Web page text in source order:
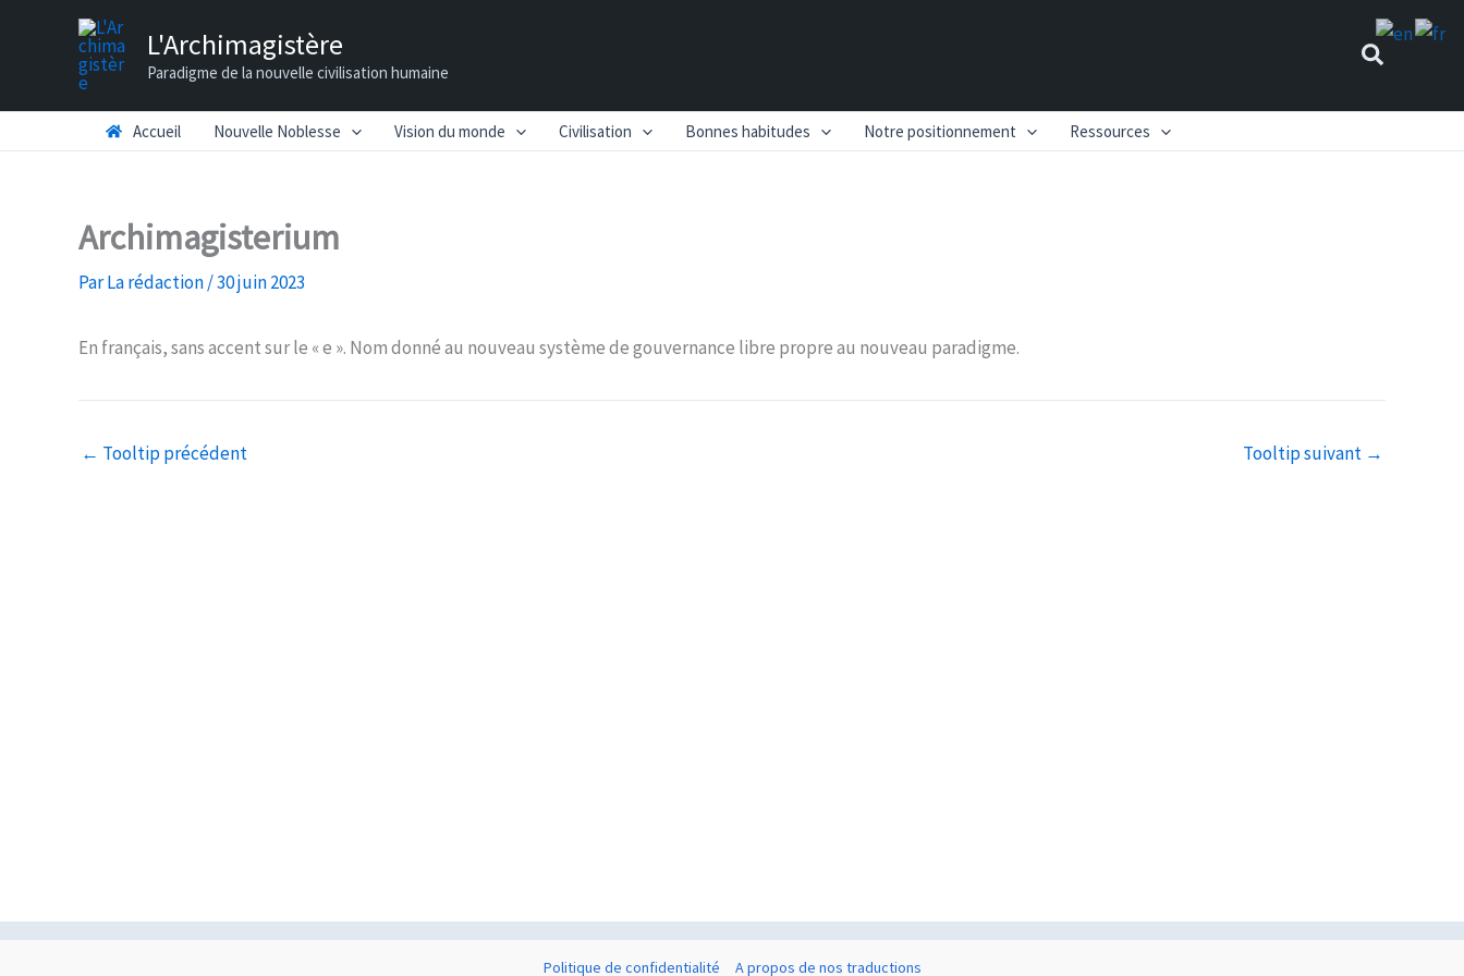
L'Archimagistère
Paradigme de la nouvelle civilisation humaine
Accueil Nouvelle Noblesse Vision du monde Civilisation Bonnes habitudes Notre positionnement Ressources
Archimagisterium
ParLa rédaction/30 juin 2023
En français, sans accent sur le « e ». Nom donné au nouveau système de gouvernance libre propre au nouveau paradigme.
← Tooltip précédent Tooltip suivant →
Politique de confidentialité A propos de nos traductions